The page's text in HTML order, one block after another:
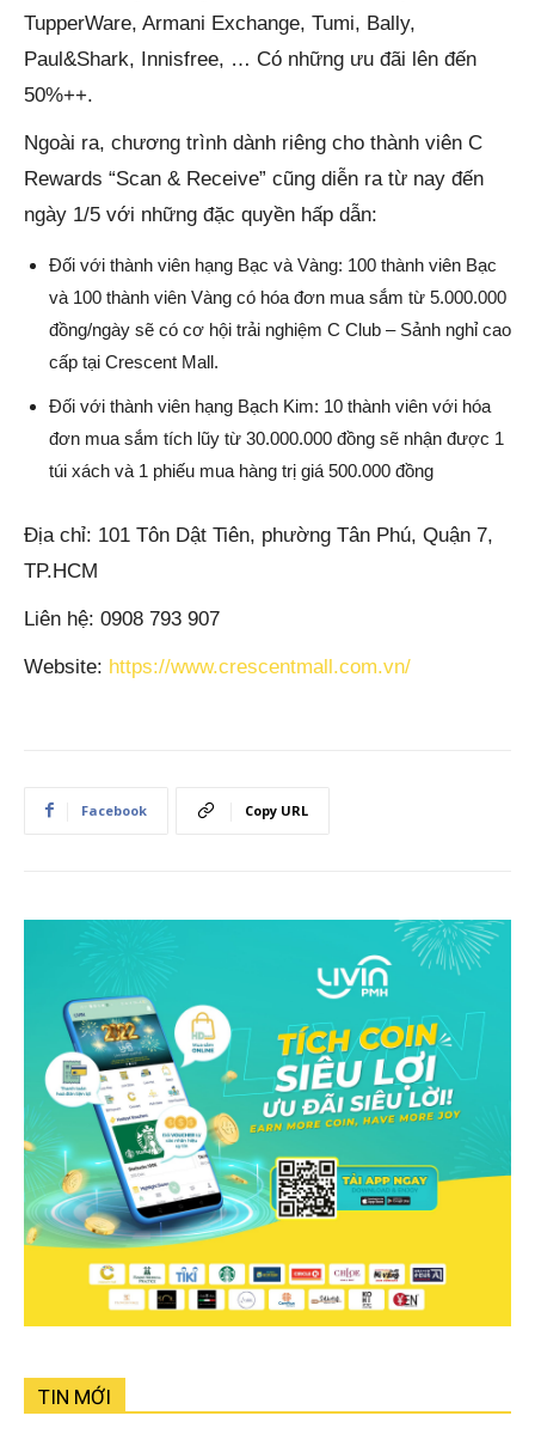
TupperWare, Armani Exchange, Tumi, Bally,
Paul&Shark, Innisfree, … Có những ưu đãi lên đến
50%++.
Ngoài ra, chương trình dành riêng cho thành viên C
Rewards “Scan & Receive” cũng diễn ra từ nay đến
ngày 1/5 với những đặc quyền hấp dẫn:
Đối với thành viên hạng Bạc và Vàng: 100 thành viên Bạc
và 100 thành viên Vàng có hóa đơn mua sắm từ 5.000.000
đồng/ngày sẽ có cơ hội trải nghiệm C Club – Sảnh nghỉ cao
cấp tại Crescent Mall.
Đối với thành viên hạng Bạch Kim: 10 thành viên với hóa
đơn mua sắm tích lũy từ 30.000.000 đồng sẽ nhận được 1
túi xách và 1 phiếu mua hàng trị giá 500.000 đồng
Địa chỉ: 101 Tôn Dật Tiên, phường Tân Phú, Quận 7,
TP.HCM
Liên hệ: 0908 793 907
Website: https://www.crescentmall.com.vn/
Facebook Copy URL
TIN MỚI